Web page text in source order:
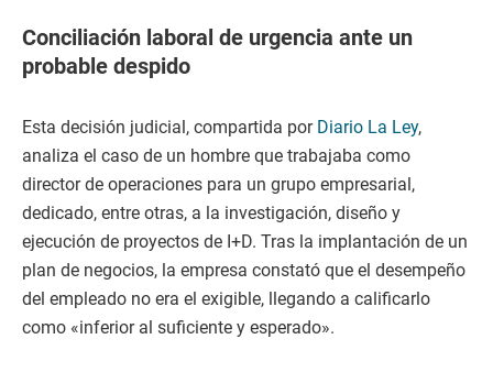
Conciliación laboral de urgencia ante un
probable despido
Esta decisión judicial, compartida por Diario La Ley,
analiza el caso de un hombre que trabajaba como
director de operaciones para un grupo empresarial,
dedicado, entre otras, a la investigación, diseño y
ejecución de proyectos de I+D. Tras la implantación de un
plan de negocios, la empresa constató que el desempeño
del empleado no era el exigible, llegando a calificarlo
como «inferior al suficiente y esperado».